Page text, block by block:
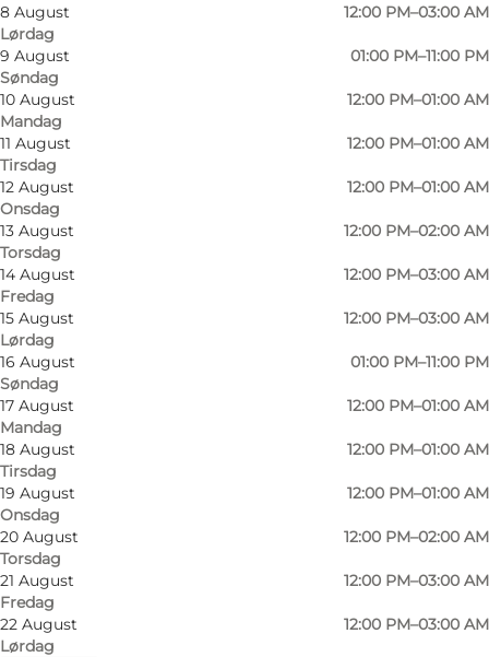
8 August
Lørdag
12:00 PM–03:00 AM
9 August
Søndag
01:00 PM–11:00 PM
10 August
Mandag
12:00 PM–01:00 AM
11 August
Tirsdag
12:00 PM–01:00 AM
12 August
Onsdag
12:00 PM–01:00 AM
13 August
Torsdag
12:00 PM–02:00 AM
14 August
Fredag
12:00 PM–03:00 AM
15 August
Lørdag
12:00 PM–03:00 AM
16 August
Søndag
01:00 PM–11:00 PM
17 August
Mandag
12:00 PM–01:00 AM
18 August
Tirsdag
12:00 PM–01:00 AM
19 August
Onsdag
12:00 PM–01:00 AM
20 August
Torsdag
12:00 PM–02:00 AM
21 August
Fredag
12:00 PM–03:00 AM
22 August
Lørdag
12:00 PM–03:00 AM
©Amy's Winebar
Foto:
©
Inspireret af Barcelonas vinbarer